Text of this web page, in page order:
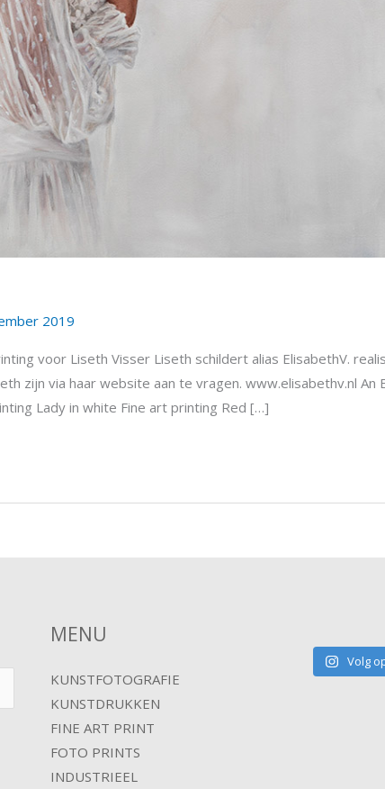
2019
voor Liseth Visser Liseth schildert alias ElisabethV.
zijn via haar website aan te vragen. www.elisabethv.nl An
Lady in white Fine art printing Red […]
MENU
KUNSTFOTOGRAFIE
KUNSTDRUKKEN
FINE ART PRINT
FOTO PRINTS
INDUSTRIEEL
Volg